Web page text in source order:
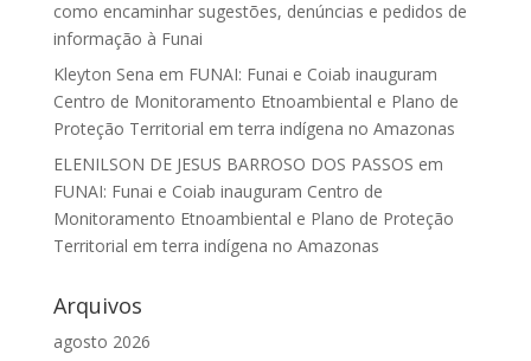
como encaminhar sugestões, denúncias e pedidos de
informação à Funai
Kleyton Sena em FUNAI: Funai e Coiab inauguram
Centro de Monitoramento Etnoambiental e Plano de
Proteção Territorial em terra indígena no Amazonas
ELENILSON DE JESUS BARROSO DOS PASSOS em
FUNAI: Funai e Coiab inauguram Centro de
Monitoramento Etnoambiental e Plano de Proteção
Territorial em terra indígena no Amazonas
Arquivos
agosto 2026